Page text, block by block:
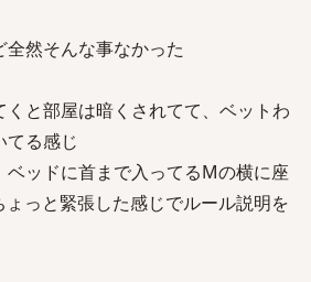
然そんな事なかった
と部屋は暗くされてて、ベットわ
てる感じ
ッドに首まで入ってるMの横に座
っと緊張した感じでルール説明を